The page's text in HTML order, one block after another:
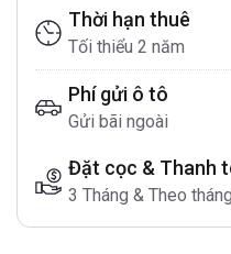
Thời hạn thuê
Tối thiểu 2 năm
Phí gửi ô tô
Gửi bãi ngoài
Đặt cọc & Thanh
3 Tháng & Theo tháng